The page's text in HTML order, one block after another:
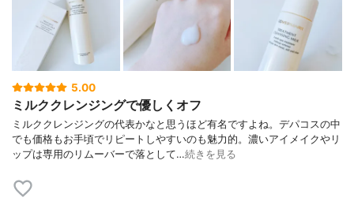
5.00
ミルククレンジングで優しくオフ
ミルククレンジングの代表かなと思うほど有名ですよね。デパコスの中
でも価格もお手頃でリピートしやすいのも魅力的。濃いアイメイクやリ
ップは専用のリムーバーで落として…続きを見る